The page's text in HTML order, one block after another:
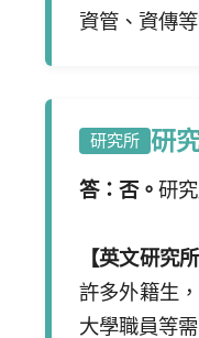
資管、資傳
研究所 研
答：否。 研
【英文研究所
許多外籍生
大學職員等